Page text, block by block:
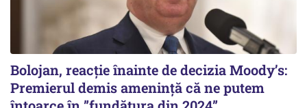
Bolojan, reacție înainte de decizia Moody’s:
Premierul demis amenință că ne putem